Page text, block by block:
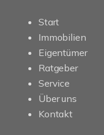
Start
Immobilien
Eigentümer
Ratgeber
Service
Über uns
Kontakt